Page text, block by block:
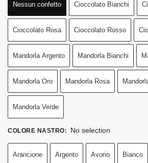
Nessun confetto Cioccolato Bianchi
Cioccolato Rosa Cioccolato Rosso
Mandorla Argento Mandorla Bianchi
Mandorla Oro Mandorla Rosa
Mandorla Verde
COLORE NASTRO: No selection
Arancione Argento Avorio Bianco